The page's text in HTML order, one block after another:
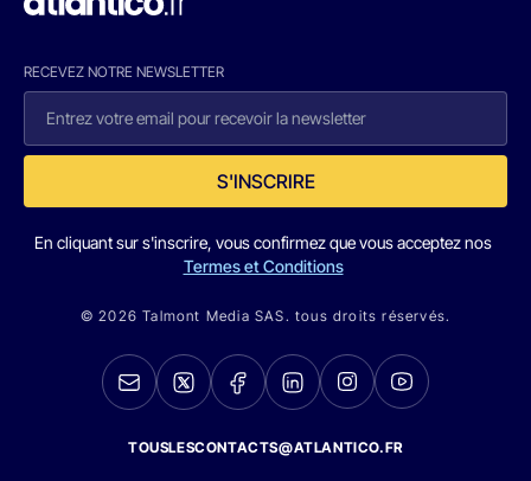
RECEVEZ NOTRE NEWSLETTER
S'INSCRIRE
En cliquant sur s'inscrire, vous confirmez que vous acceptez nos
Termes et Conditions
© 2026 Talmont Media SAS. tous droits réservés.
TOUSLESCONTACTS@ATLANTICO.FR